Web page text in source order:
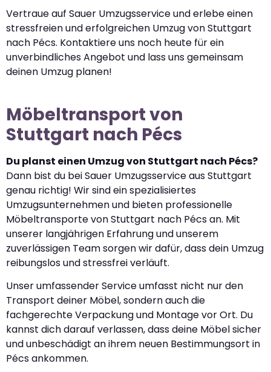
Vertraue auf Sauer Umzugsservice und erlebe einen
stressfreien und erfolgreichen Umzug von Stuttgart
nach Pécs. Kontaktiere uns noch heute für ein
unverbindliches Angebot und lass uns gemeinsam
deinen Umzug planen!
Möbeltransport von
Stuttgart nach Pécs
Du planst einen Umzug von Stuttgart nach Pécs?
Dann bist du bei Sauer Umzugsservice aus Stuttgart
genau richtig! Wir sind ein spezialisiertes
Umzugsunternehmen und bieten professionelle
Möbeltransporte von Stuttgart nach Pécs an. Mit
unserer langjährigen Erfahrung und unserem
zuverlässigen Team sorgen wir dafür, dass dein Umzug
reibungslos und stressfrei verläuft.
Unser umfassender Service umfasst nicht nur den
Transport deiner Möbel, sondern auch die
fachgerechte Verpackung und Montage vor Ort. Du
kannst dich darauf verlassen, dass deine Möbel sicher
und unbeschädigt an ihrem neuen Bestimmungsort in
Pécs ankommen.